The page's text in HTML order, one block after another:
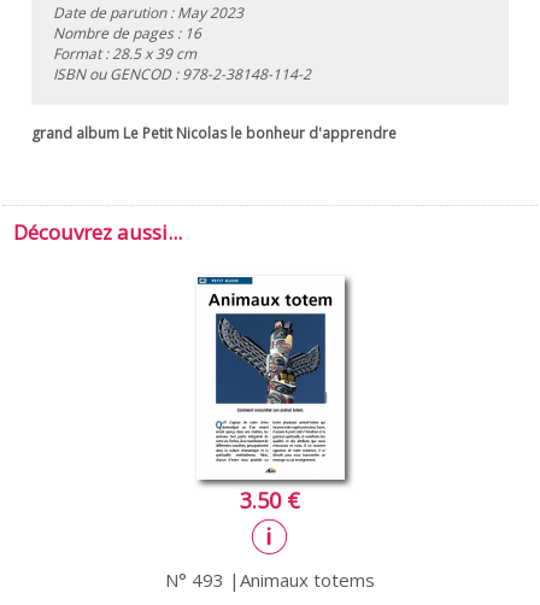
Date de parution : May 2023
Nombre de pages : 16
Format : 28.5 x 39 cm
ISBN ou GENCOD :978-2-38148-114-2
grand album Le Petit Nicolas le bonheur d'apprendre
Découvrez aussi...
3.50 €
N° 493 |Animaux totems